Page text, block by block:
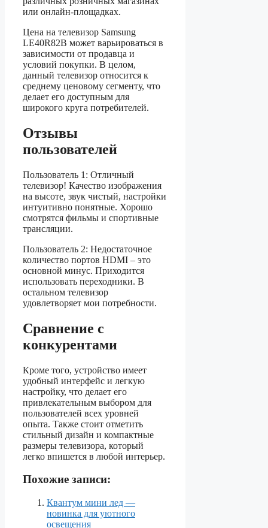
или онлайн-площадках.
Цена на телевизор Samsung
LE40R82B может варьироваться в
зависимости от продавца и
условий покупки. В целом,
данный телевизор относится к
среднему ценовому сегменту, что
делает его доступным для
широкого круга потребителей.
Отзывы
пользователей
Пользователь 1: Отличный
телевизор! Качество изображения
на высоте, звук чистый, настройки
интуитивно понятные. Хорошо
смотрятся фильмы и спортивные
трансляции.
Пользователь 2: Недостаточное
количество портов HDMI – это
основной минус. Приходится
использовать переходники. В
остальном телевизор
удовлетворяет мои потребности.
Сравнение с
конкурентами
Кроме того, устройство имеет
удобный интерфейс и легкую
настройку, что делает его
привлекательным выбором для
пользователей всех уровней
опыта. Также стоит отметить
стильный дизайн и компактные
размеры телевизора, который
легко впишется в любой интерьер.
Похожие записи:
Квантум мини лед —
новинка для уютного
освещения